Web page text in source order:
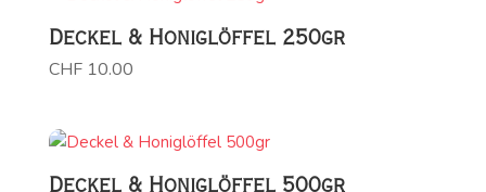
Deckel & Honiglöffel 250gr
CHF10.00
Deckel & Honiglöffel 500gr